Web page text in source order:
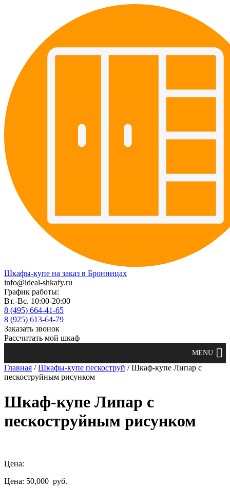
Шкафы-купе на заказ в Бронницах
info@ideal-shkafy.ru
График работы:
Вт.-Вс. 10:00-20:00
8 (495) 664-41-65
8 (925) 613-64-79
Заказать звонок
Рассчитать мой шкаф
Главная /Шкафы-купе пескоструй / Шкаф-купе Липар с
пескоструйным рисунком
Шкаф-купе Липар с
пескоструйным рисунком
Цена:
Цена: 50,000 руб.